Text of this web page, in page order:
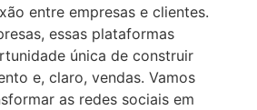
entre empresas e clientes.
essas plataformas
única de construir
e, claro, vendas. Vamos
as redes sociais em